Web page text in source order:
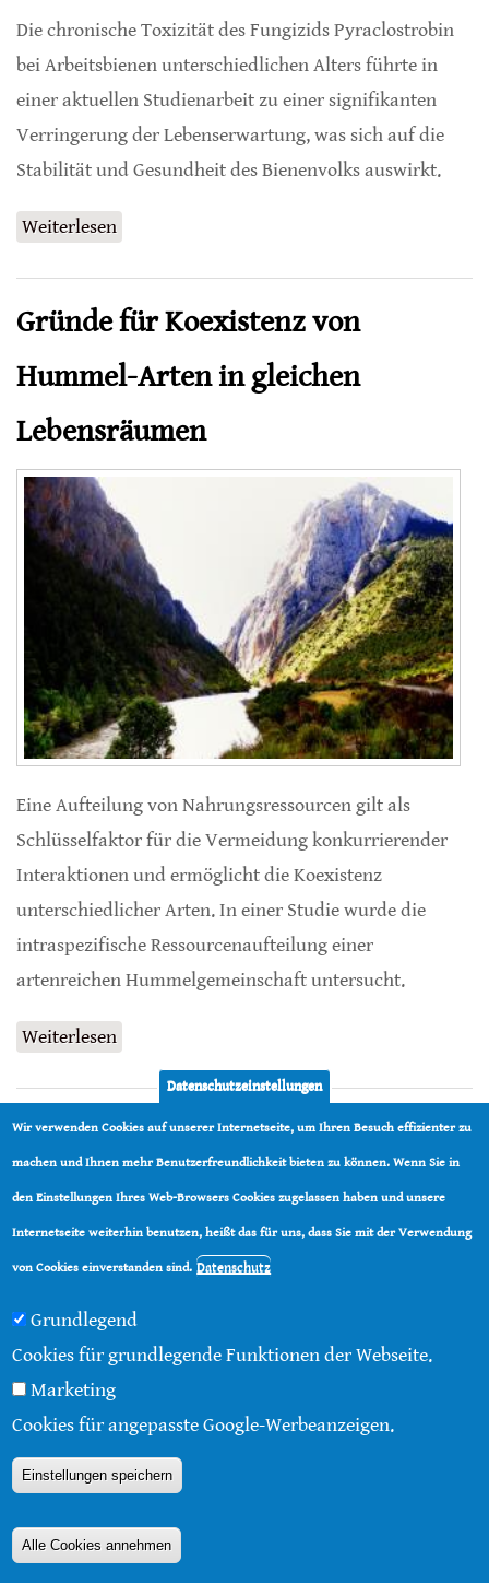
Die chronische Toxizität des Fungizids Pyraclostrobin
bei Arbeitsbienen unterschiedlichen Alters führte in
einer aktuellen Studienarbeit zu einer signifikanten
Verringerung der Lebenserwartung, was sich auf die
Stabilität und Gesundheit des Bienenvolks auswirkt.
Weiterlesen
Gründe für Koexistenz von
Hummel-Arten in gleichen
Lebensräumen
Eine Aufteilung von Nahrungsressourcen gilt als
Schlüsselfaktor für die Vermeidung konkurrierender
Interaktionen und ermöglicht die Koexistenz
unterschiedlicher Arten. In einer Studie wurde die
intraspezifische Ressourcenaufteilung einer
artenreichen Hummelgemeinschaft untersucht.
Weiterlesen
Arten in gleichen Lebensräumen
Mikroplastik als Gefahr für
Honigbienen
Mikroplastik ist in der Umwelt inzwischen fast
allgegenwärtig und lässt sich in Böden, der Luft und
Gewässern nachweisen - auch weit den
Ursprungsquellen entfernt. In einer Metastudie hat ein
Team von Wissenschaftlern den aktuellen Stand der
Datenschutzeinstellungen
Wir verwenden Cookies auf unserer Internetseite, um Ihren Besuch effizienter zu
machen und Ihnen mehr Benutzerfreundlichkeit bieten zu können. Wenn Sie in
den Einstellungen Ihres Web-Browsers Cookies zugelassen haben und unsere
Internetseite weiterhin benutzen, heißt das für uns, dass Sie mit der Verwendung
von Cookies einverstanden sind. Datenschutz
Grundlegend
Cookies für grundlegende Funktionen der Webseite.
Marketing
Cookies für angepasste Google-Werbeanzeigen.
Einstellungen speichern
Alle Cookies annehmen